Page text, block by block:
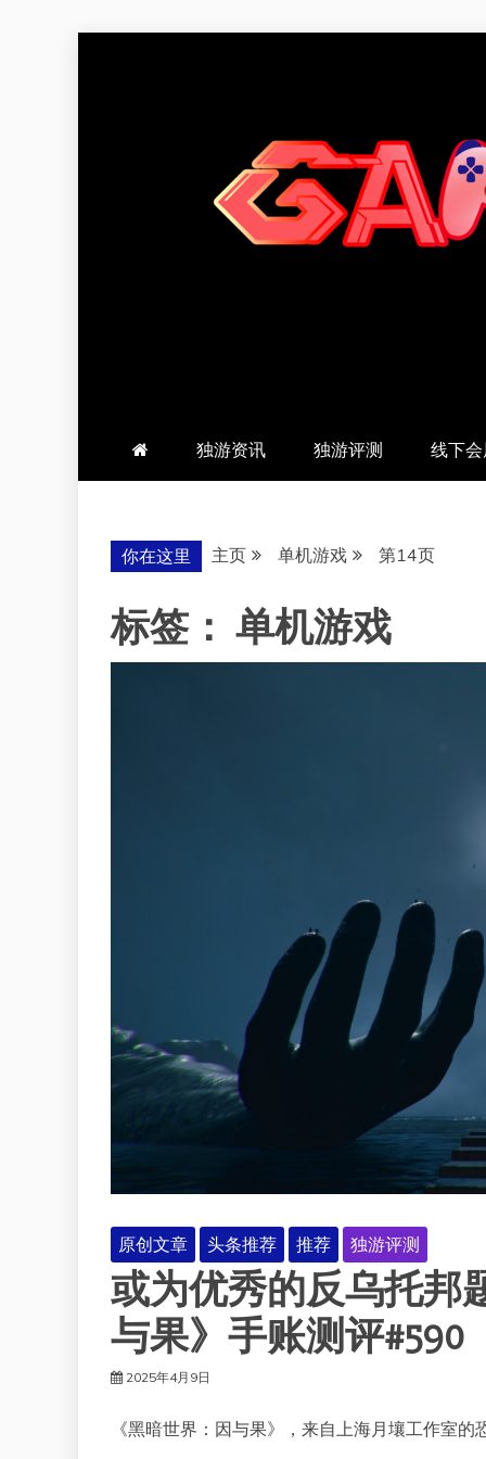
羽风手帐姬
独游资讯 独游评测 线下
你在这里 主页 单机游戏 第14页
标签： 单机游戏
原创文章 头条推荐 推荐 独游评测
或为优秀的反乌托邦
与果》手账测评#590
2025年4月9日
《黑暗世界：因与果》，来自上海月壤工作室的